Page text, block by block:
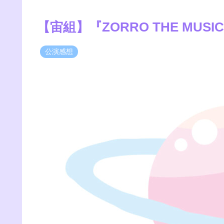
【宙組】『ZORRO THE
公演感想